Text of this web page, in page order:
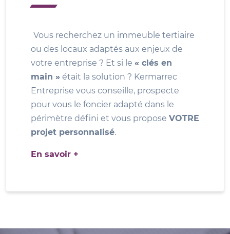
Vous recherchez un immeuble tertiaire
ou des locaux adaptés aux enjeux de
votre entreprise ? Et si le « clés en
main » était la solution ? Kermarrec
Entreprise vous conseille, prospecte
pour vous le foncier adapté dans le
périmètre défini et vous propose VOTRE
projet personnalisé.
En savoir +